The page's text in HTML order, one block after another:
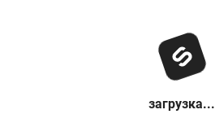
загрузка...